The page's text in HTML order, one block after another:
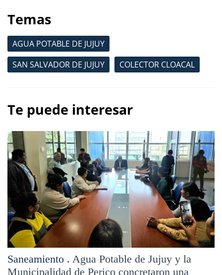
Temas
AGUA POTABLE DE JUJUY
SAN SALVADOR DE JUJUY
COLECTOR CLOACAL
Te puede interesar
Saneamiento . Agua Potable de Jujuy y la
Municipalidad de Perico concretaron una